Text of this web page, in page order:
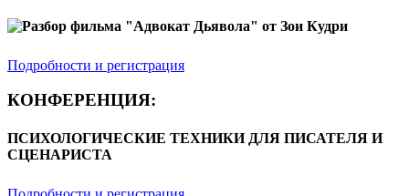
Разбор фильма "Адвокат Дьявола" от Зои Кудри
Подробности и регистрация
КОНФЕРЕНЦИЯ:
ПСИХОЛОГИЧЕСКИЕ ТЕХНИКИ ДЛЯ ПИСАТЕЛЯ И
СЦЕНАРИСТА